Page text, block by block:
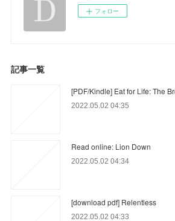
フォロー
記事一覧
[PDF/Kindle] Eat for Life: The
2022.05.02 04:35
Read online: Lion Down
2022.05.02 04:34
[download pdf] Relentless
2022.05.02 04:33